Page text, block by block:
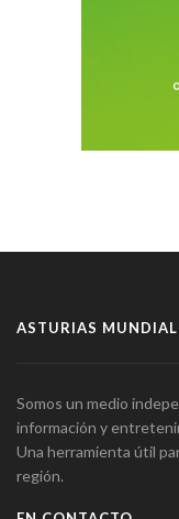
ASTURIAS MUNDIAL
Somos un medio
información y
Una herramienta útil
región.